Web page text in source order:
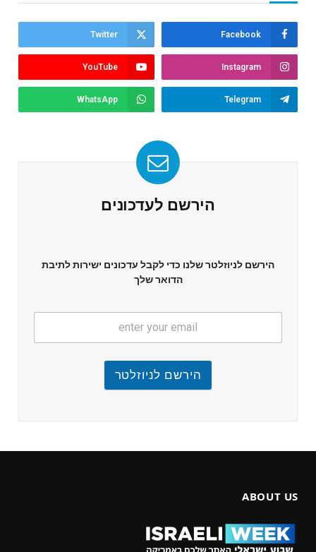
Facebook
Twitter
Instagram
YouTube
Telegram
WhatsApp
הירשם לעדכונים
הירשם לניוזלטר שלנו כדי לקבל עדכונים ישירות לתיבת
הדואר שלך
הירשם לניוזלטר
ABOUT US